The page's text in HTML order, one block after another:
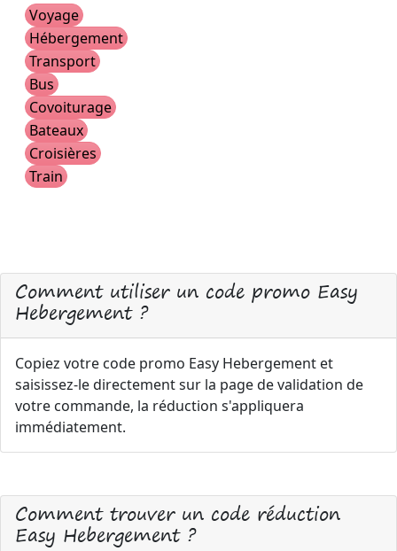
Voyage
Hébergement
Transport
Bus
Covoiturage
Bateaux
Croisières
Train
Comment utiliser un code promo Easy
Hebergement ?
Copiez votre code promo Easy Hebergement et
saisissez-le directement sur la page de validation de
votre commande, la réduction s'appliquera
immédiatement.
Comment trouver un code réduction
Easy Hebergement ?